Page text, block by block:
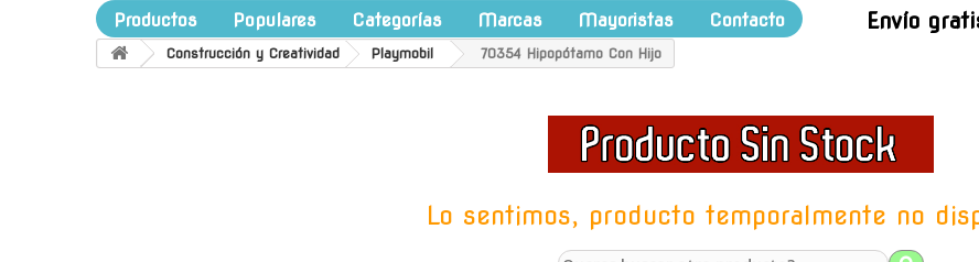
Productos Populares Categorías Marcas Mayoristas Contacto Envío
Construcción y Creatividad Playmobil 70354 Hipopótamo Con Hijo
Lo sentimos, producto temporalmente no